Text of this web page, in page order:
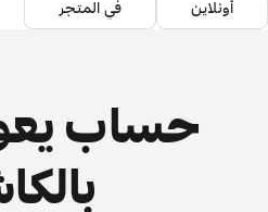
أونلاين في المتجر
حساب